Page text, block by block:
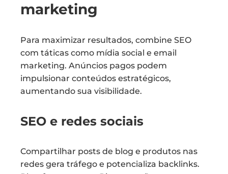
marketing
Para maximizar resultados, combine SEO
com táticas como mídia social e email
marketing. Anúncios pagos podem
impulsionar conteúdos estratégicos,
aumentando sua visibilidade.
SEO e redes sociais
Compartilhar posts de blog e produtos nas
redes gera tráfego e potencializa backlinks.